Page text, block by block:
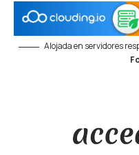
Alojada en servidores